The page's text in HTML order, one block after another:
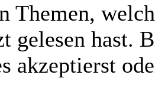
Themen,
gelesen hast.
akzeptierst